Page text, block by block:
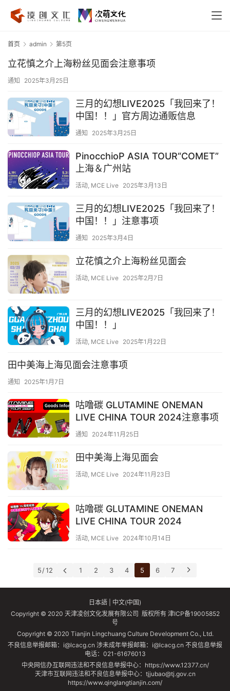
首页 admin 第5页
立花慎之介上海粉丝见面会注意事项
通知 2025年3月25日
三月的幻想LIVE2025「我回来了！
中国！！」官方周边通贩信息
通知 2025年3月25日
PinocchioP ASIA TOUR“COMET”
上海＆广州站
活动, MCE Live 2025年3月13日
三月的幻想LIVE2025「我回来了！
中国！！」注意事项
通知 2025年3月4日
立花慎之介上海粉丝见面会
活动, MCE Live 2025年2月7日
三月的幻想LIVE2025「我回来了！
中国！！」
活动, MCE Live 2025年1月22日
田中美海上海见面会注意事项
通知 2025年1月7日
咕噜碳 GLUTAMINE ONEMAN
LIVE CHINA TOUR 2024注意事项
通知 2024年11月25日
田中美海上海见面会
活动, MCE Live 2024年11月23日
咕噜碳 GLUTAMINE ONEMAN
LIVE CHINA TOUR 2024
活动, MCE Live 2024年10月14日
5 / 12 1 2 3 4 5 6 7
日本語
中文(中国)
Copyright © 2020 天津凌创文化发展有限公司 版权所有 津ICP备19005852
号
Copyright © 2020 Tianjin Lingchuang Culture Development Co., Ltd.
不良信息举报邮箱：i@lcacg.cn 涉未成年举报邮箱：i@lcacg.cn 不良信息举报
电话：021-61676013
中央网信办互联网违法和不良信息举报中心：https://www.12377.cn/
天津市互联网违法和不良信息举报中心：tjjubao@tj.gov.cn
https://www.qinglangtianjin.com/